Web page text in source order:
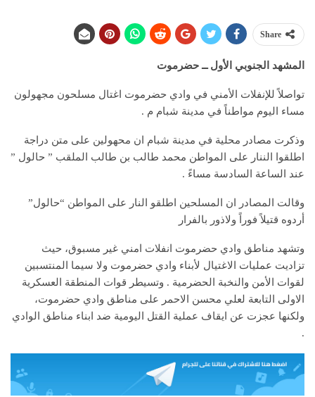
Share
المشهد الجنوبي الأول ــ حضرموت
تواصلاً للإنفلات الأمني في وادي حضرموت اغتال مسلحون مجهولون
مساء اليوم مواطناً في مدينة شبام م .
وذكرت مصادر محلية في مدينة شبام ان محهولين على متن دراجة
اطلقوا الننار على المواطن محمد طالب بن طالب الملقب ” حالول ”
عند الساعة السادسة مساءً .
وقالت المصادر ان المسلحين اطلقو النار على المواطن “حالول”
أردوه قتيلاً فوراً ولاذور بالفرار
وتشهد مناطق وادي حضرموت انفلات امني غير مسبوق، حيث
تزاديت عمليات الاغتيال لأبناء وادي حضرموت ولا سيما المنتسبين
لقوات الأمن والنخبة الحضرمية . وتسيطر قوات المنطقة العسكرية
الاولى التابعة لعلي محسن الاحمر على مناطق وادي حضرموت،
ولكنها عجزت عن ايقاف عملية القتل اليومية ضد ابناء مناطق الوادي
.